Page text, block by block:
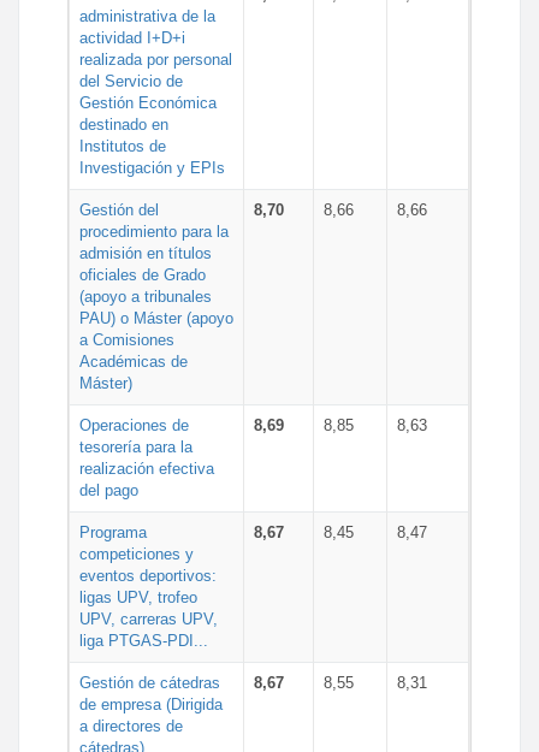
administrativa de la
actividad I+D+i
realizada por personal
del Servicio de
Gestión Económica
destinado en
Institutos de
Investigación y EPIs
Gestión del
procedimiento para la
admisión en títulos
oficiales de Grado
(apoyo a tribunales
PAU) o Máster (apoyo
a Comisiones
Académicas de
Máster)
8,70 8,66 8,66
Operaciones de
tesorería para la
realización efectiva
del pago
8,69 8,85 8,63
Programa
competiciones y
eventos deportivos:
ligas UPV, trofeo
UPV, carreras UPV,
liga PTGAS-PDI...
8,67 8,45 8,47
Gestión de cátedras
de empresa (Dirigida
a directores de
cátedras)
8,67 8,55 8,31